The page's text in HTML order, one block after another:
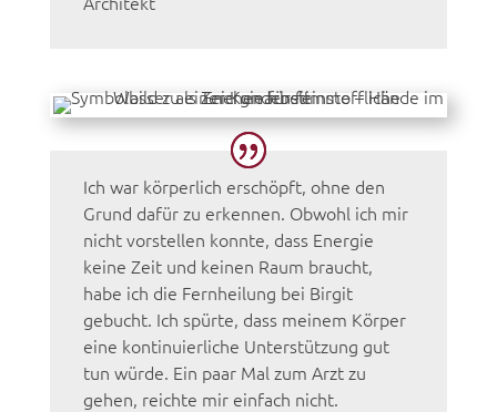
Ich war körperlich erschöpft, ohne den
Grund dafür zu erkennen. Obwohl ich mir
nicht vorstellen konnte, dass Energie
keine Zeit und keinen Raum braucht,
habe ich die Fernheilung bei Birgit
gebucht. Ich spürte, dass meinem Körper
eine kontinuierliche Unterstützung gut
tun würde. Ein paar Mal zum Arzt zu
gehen, reichte mir einfach nicht.